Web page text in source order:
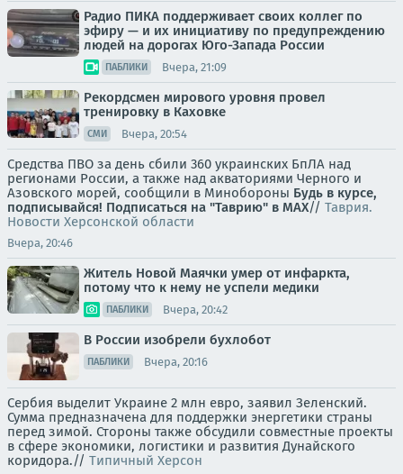
Радио ПИКА поддерживает своих коллег по
эфиру — и их инициативу по предупреждению
людей на дорогах Юго-Запада России
ПАБЛИКИ Вчера, 21:09
Рекордсмен мирового уровня провел
тренировку в Каховке
СМИ Вчера, 20:54
Средства ПВО за день сбили 360 украинских БпЛА над
регионами России, а также над акваториями Черного и
Азовского морей, сообщили в Минобороны Будь в курсе,
подписывайся! Подписаться на "Таврию" в MAX// Таврия.
Новости Херсонской области
Вчера, 20:46
Житель Новой Маячки умер от инфаркта,
потому что к нему не успели медики
ПАБЛИКИ Вчера, 20:42
В России изобрели бухлобот
ПАБЛИКИ Вчера, 20:16
Сербия выделит Украине 2 млн евро, заявил Зеленский.
Сумма предназначена для поддержки энергетики страны
перед зимой. Стороны также обсудили совместные проекты
в сфере экономики, логистики и развития Дунайского
коридора.// Типичный Херсон